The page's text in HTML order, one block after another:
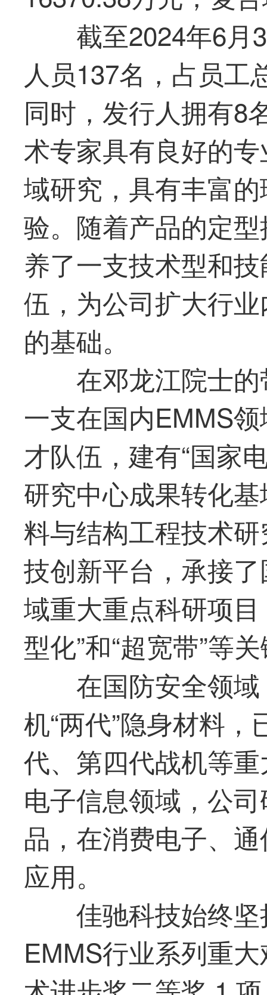
截至2024年6月
人员137名，占员工
同时，发行人拥有8
术专家具有良好的
域研究，具有丰富
验。随着产品的定
养了一支技术型和
伍，为公司扩大行
的基础。
在邓龙江院士的
一支在国内EMMS
才队伍，建有“国家
研究中心成果转化
料与结构工程技术
技创新平台，承接
域重大重点科研项
型化”和“超宽带”等
在国防安全领域
机“两代”隐身材料
代、第四代战机等
电子信息领域，公
品，在消费电子、
应用。
佳驰科技始终
EMMS行业系列重